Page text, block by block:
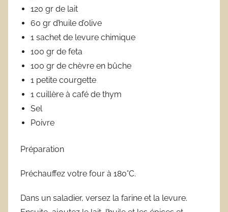
120 gr de lait
60 gr d’huile d’olive
1 sachet de levure chimique
100 gr de feta
100 gr de chèvre en bûche
1 petite courgette
1 cuillère à café de thym
Sel
Poivre
Préparation
Préchauffez votre four à 180°C.
Dans un saladier, versez la farine et la levure.